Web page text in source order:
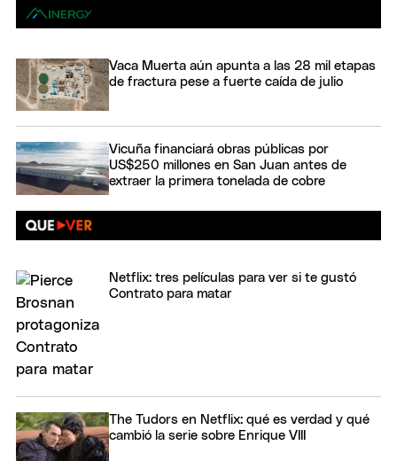
Vaca Muerta aún apunta a las 28 mil etapas
de fractura pese a fuerte caída de julio
Vicuña financiará obras públicas por
US$250 millones en San Juan antes de
extraer la primera tonelada de cobre
Netflix: tres películas para ver si te gustó
Contrato para matar
The Tudors en Netflix: qué es verdad y qué
cambió la serie sobre Enrique VIII